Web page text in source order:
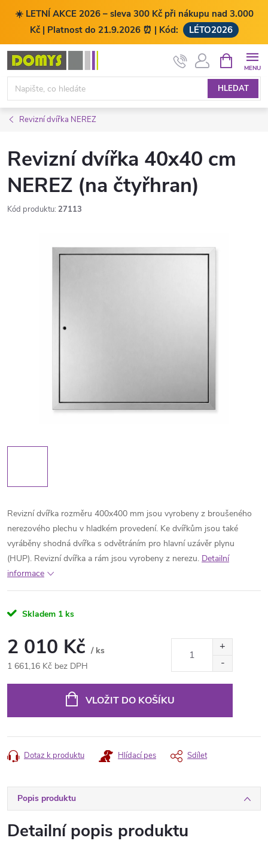
☀️ LETNÍ AKCE 2026 – sleva 300 Kč při nákupu nad 3.000
Kč | Platnost do 21.9.2026 ⏰ | Kód:
LÉTO2026
Přejít
obsah
HLEDAT
NÁKUPNÍ
KOŠÍK
Revizní dvířka NEREZ
Revizní dvířka 40x40 cm
NEREZ (na čtyřhran)
Kód produktu: 27113
Revizní dvířka rozměru 400x400 mm jsou vyrobeny z broušeného
nerezového plechu v hladkém provedení. Ke dvířkům jsou také
vyráběny shodná dvířka s odvětráním pro hlavní uzávěr plynu
(HUP). Revizní dvířka a rám jsou vyrobeny z nerezu. Detailní
informace
Skladem 1 ks
2 010 Kč / ks
1 661,16 Kč bez DPH
VLOŽIT DO KOŠÍKU
Dotaz k produktu Hlídací pes Sdílet
Popis produktu
Detailní popis produktu